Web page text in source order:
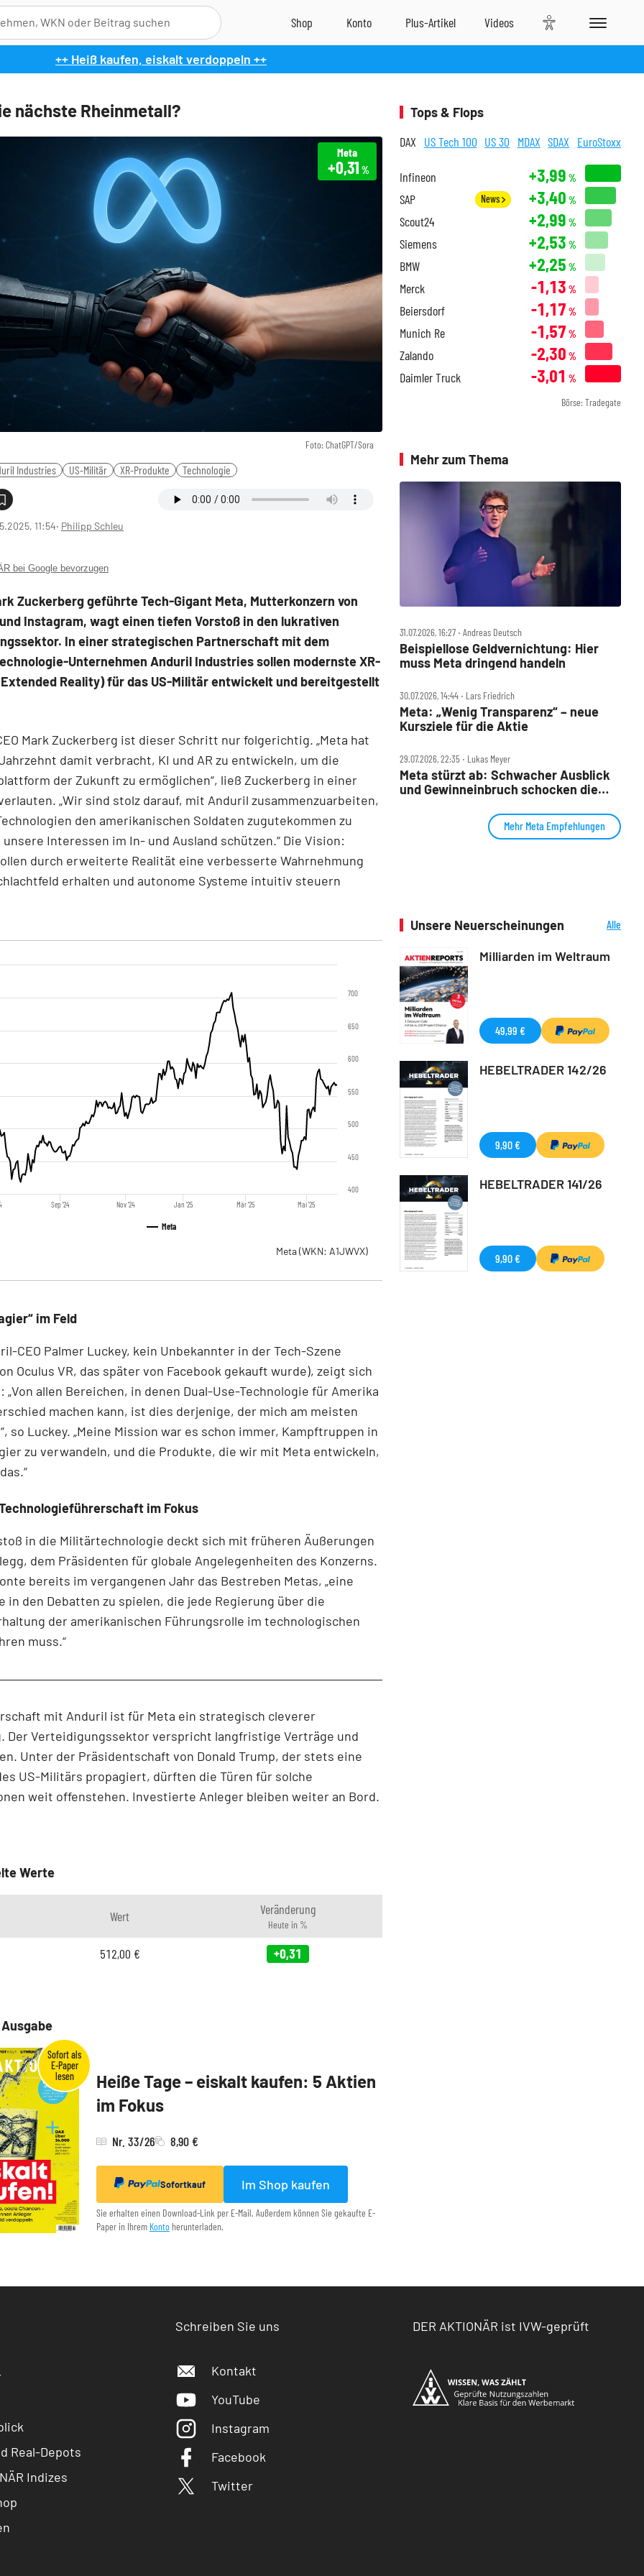
++ Heiß kaufen, eiskalt verdoppeln ++
nächste Rheinmetall?
Foto: ChatGPT/Sora
Meta
+0,31 %
Industries US-Militär XR-Produkte Technologie
11:54‧ Philipp Schleu
bei Google bevorzugen
Zuckerberg geführte Tech-Gigant Meta, Mutterkonzern von
Instagram, wagt einen tiefen Vorstoß in den lukrativen
In einer strategischen Partnerschaft mit dem
Unternehmen Anduril Industries sollen modernste XR-
Reality) für das US-Militär entwickelt und bereitgestellt
Mark Zuckerberg ist dieser Schritt nur folgerichtig. „Meta hat
damit verbracht, KI und AR zu entwickeln, um die
der Zukunft zu ermöglichen“, ließ Zuckerberg in einer
„Wir sind stolz darauf, mit Anduril zusammenzuarbeiten,
den amerikanischen Soldaten zugutekommen zu
unsere Interessen im In- und Ausland schützen.“ Die Vision:
durch erweiterte Realität eine verbesserte Wahrnehmung
erhalten und autonome Systeme intuitiv steuern
Meta
Sep '24 Nov '24 Jan '25 Mär '25 Mai '25
400
450
500
550
600
650
700
Meta(WKN: A1JWVX)
im Feld
CEO Palmer Luckey, kein Unbekannter in der Tech-Szene
Oculus VR, das später von Facebook gekauft wurde), zeigt sich
allen Bereichen, in denen Dual-Use-Technologie für Amerika
machen kann, ist dies derjenige, der mich am meisten
so Luckey. „Meine Mission war es schon immer, Kampftruppen in
zu verwandeln, und die Produkte, die wir mit Meta entwickeln,
im Fokus
in die Militärtechnologie deckt sich mit früheren Äußerungen
dem Präsidenten für globale Angelegenheiten des Konzerns.
bereits im vergangenen Jahr das Bestreben Metas, „eine
in den Debatten zu spielen, die jede Regierung über die
der amerikanischen Führungsrolle im technologischen
muss.“
mit Anduril ist für Meta ein strategisch cleverer
Der Verteidigungssektor verspricht langfristige Verträge und
Unter der Präsidentschaft von Donald Trump, der stets eine
US-Militärs propagiert, dürften die Türen für solche
weit offenstehen. Investierte Anleger bleiben weiter an Bord.
Werte
Wert Veränderung
Heute in %
512,00 € +0,31
Heiße Tage – eiskalt kaufen: 5 Aktien
im Fokus
Nr. 33/26 8,90 €
Sofortkauf Im Shop kaufen
Sie erhalten einen Download-Link per E-Mail. Außerdem können Sie gekaufte E-
Paper in Ihrem Konto herunterladen.
Tops & Flops
DAX US Tech 100 US 30 MDAX SDAX EuroStoxx
Infineon +3,99 %
SAP News +3,40 %
Scout24 +2,99 %
Siemens +2,53 %
BMW +2,25 %
Merck -1,13 %
Beiersdorf -1,17 %
Munich Re -1,57 %
Zalando -2,30 %
Daimler Truck -3,01 %
Börse: Tradegate
Mehr zum Thema
31.07.2026, 16:27 ‧ Andreas Deutsch
Beispiellose Geldvernichtung: Hier
muss Meta dringend handeln
30.07.2026, 14:44 ‧ Lars Friedrich
Meta: „Wenig Transparenz“ – neue
Kursziele für die Aktie
29.07.2026, 22:35 ‧ Lukas Meyer
Meta stürzt ab: Schwacher Ausblick
und Gewinneinbruch schocken die
Mehr Meta Empfehlungen
Unsere Neuerscheinungen
Alle
Milliarden im Weltraum
49,99 €
HEBELTRADER 142/26
9,90 €
HEBELTRADER 141/26
9,90 €
Real-Depots
Indizes
Schreiben Sie uns
Kontakt
YouTube
Instagram
Facebook
Twitter
DER AKTIONÄR ist IVW-geprüft